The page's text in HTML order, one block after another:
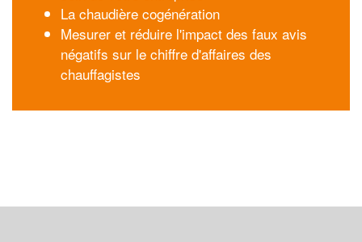
La chaudière cogénération
Mesurer et réduire l'impact des faux avis
négatifs sur le chiffre d'affaires des
chauffagistes